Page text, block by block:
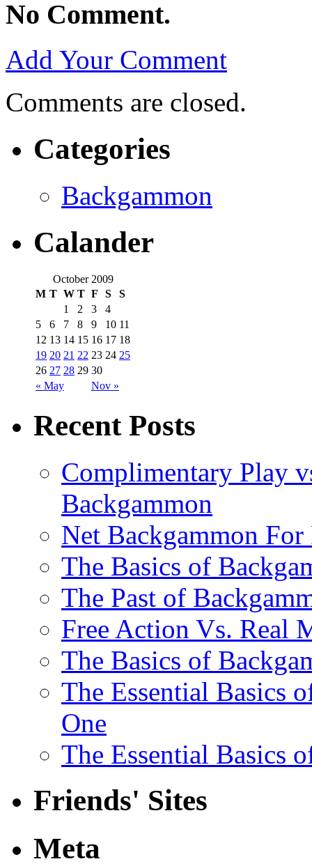
No Comment.
Add Your Comment
Comments are closed.
Categories
Backgammon
Calander
October 2009
M T W T F S S
« May Nov »
1 2 3
4
5
6 7 8 9 10 11
12 13 14 15 16 17 18
19 20 21 22 23 24 25
26 27 28 29 30
Recent Posts
Complimentary Play
Backgammon
Net Backgammon For
The Basics of
The Past of
Free Action Vs. Real
The Basics of
The Essential Basics
One
The Essential Basics
Friends' Sites
Meta